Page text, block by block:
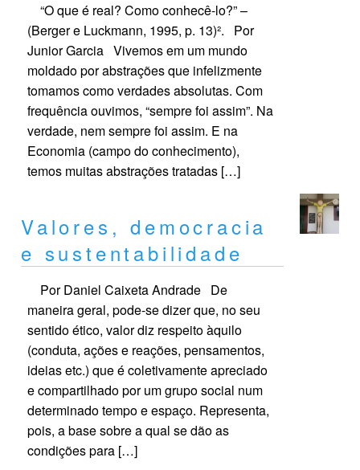
“O que é real? Como conhecê-lo?” –
(Berger e Luckmann, 1995, p. 13)². Por
Junior Garcia Vivemos em um mundo
moldado por abstrações que infelizmente
tomamos como verdades absolutas. Com
frequência ouvimos, “sempre foi assim”. Na
verdade, nem sempre foi assim. E na
Economia (campo do conhecimento),
temos muitas abstrações tratadas […]
Valores, democracia
e sustentabilidade
Por Daniel Caixeta Andrade De
maneira geral, pode-se dizer que, no seu
sentido ético, valor diz respeito àquilo
(conduta, ações e reações, pensamentos,
ideias etc.) que é coletivamente apreciado
e compartilhado por um grupo social num
determinado tempo e espaço. Representa,
pois, a base sobre a qual se dão as
condições para […]